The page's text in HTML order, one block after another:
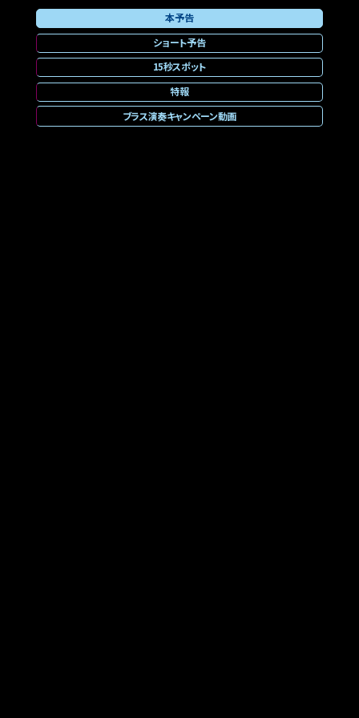
本予告
ショート予告
15秒スポット
特報
ブラス演奏キャンペーン動画